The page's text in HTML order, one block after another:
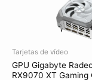
Tarjetas de vídeo
GPU Gigabyte
RX9070 XT Gaming